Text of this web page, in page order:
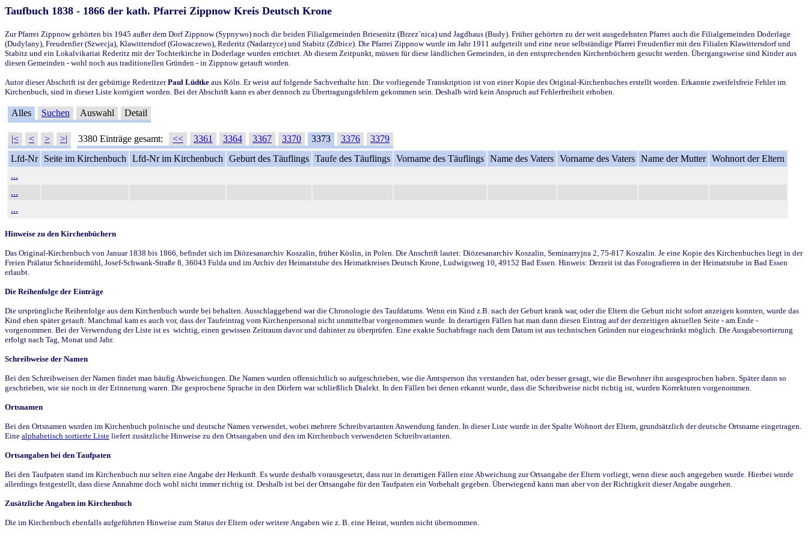
Taufbuch 1838 - 1866 der kath. Pfarrei Zippnow Kreis Deutsch Krone
Zur Pfarrei Zippnow gehörten bis 1945 außer dem Dorf Zippnow (Sypnywo) noch die beiden Filialgemeinden Briesenitz (Brzez`nica) und Jagdhaus (Budy). Früher gehörten zu der weit ausgedehnten Pfarrei auch die Filialgemeinden Doderlage
(Dudylany), Freudenfier (Szwecja), Klawittersdorf (Glowaczewo), Rederitz (Nadarzyce) und Stabitz (Zdbice). Die Pfarrei Zippnow wurde im Jahr 1911 aufgeteilt und eine neue selbständige Pfarrei Freudenfier mit den Filialen Klawittersdorf und
Stabitz und ein Lokalvikariat Rederitz mit der Tochterkirche in Doderlage wurden errichtet. Ab diesem Zeitpunkt, müssen für diese ländlichen Gemeinden, in den entsprechenden Kirchenbüchern gesucht werden. Übergangsweise sind Kinder aus
diesen Gemeinden - wohl noch aus traditionellen Gründen - in Zippnow getauft worden.
Autor dieser Abschrift ist der gebürtige RederitzerPaul Lüdtke aus Köln. Er weist auf folgende Sachverhalte hin: Die vorliegende Transkription ist von einer Kopie des Original-Kirchenbuches erstellt worden. Erkannte zweifelsfreie Fehler im
Kirchenbuch, sind in dieser Liste korrigiert worden. Bei der Abschrift kann es aber dennoch zu Übertragungsfehlern gekommen sein. Deshalb wird kein Anspruch auf Fehlerfreiheit erhoben.
Alles Suchen Auswahl Detail
|< < > >| 3380 Einträge gesamt: << 3361 3364 3367 3370 3373 3376
3379
Lfd-Nr
Seite im Kirchenbuch Lfd-Nr im Kirchenbuch Geburt des Täuflings Taufe des Täuflings Vorname des Täuflings Name des Vaters Vorname des Vaters Name der Mutter Wohnort der Eltern
...
...
...
Hinweise zu den Kirchenbüchern
Das Original-Kirchenbuch von Januar 1838 bis 1866, befindet sich im Diözesanarchiv Koszalin, früher Köslin, in Polen. Die Anschrift lautet: Diözesanarchiv Koszalin, Seminarryjna 2, 75-817 Koszalin. Je eine Kopie des Kirchenbuches liegt in der
Freien Prälatur Schneidemühl, Josef-Schwank-Straße 8, 36043 Fulda und im Archiv der Heimatstube des Heimatkreises Deutsch Krone, Ludwigsweg 10, 49152 Bad Essen. Hinweis: Derzeit ist das Fotografieren in der Heimatstube in Bad Essen
erlaubt.
Die Reihenfolge der Einträge
Die ursprüngliche Reihenfolge aus dem Kirchenbuch wurde bei behalten. Ausschlaggebend war die Chronologie des Taufdatums. Wenn ein Kind z.B. nach der Geburt krank war, oder die Eltern die Geburt nicht sofort anzeigen konnten, wurde das
Kind eben später getauft. Manchmal kam es auch vor, dass der Taufeintrag vom Kirchenpersonal nicht unmittelbar vorgenommen wurde. In derartigen Fällen hat man dann diesen Eintrag auf der derzeitigen aktuellen Seite - am Ende -
vorgenommen. Bei der Verwendung der Liste ist es wichtig, einen gewissen Zeitraum davor und dahinter zu überprüfen. Eine exakte Suchabfrage nach dem Datum ist aus technischen Gründen nur eingeschränkt möglich. Die Ausgabesortierung
erfolgt nach Tag, Monat und Jahr.
Schreibweise der Namen
Bei den Schreibweisen der Namen findet man häufig Abweichungen. Die Namen wurden offensichtlich so aufgeschrieben, wie die Amtsperson ihn verstanden hat, oder besser gesagt, wie die Bewohner ihn ausgesprochen haben. Später dann so
geschrieben, wie sie noch in der Erinnerung waren. Die gesprochene Sprache in den Dörfern war schließlich Dialekt. In den Fällen bei denen erkannt wurde, dass die Schreibweise nicht richtig ist, wurden Korrekturen vorgenommen.
Ortsnamen
Bei den Ortsnamen wurden im Kirchenbuch polnische und deutsche Namen verwendet, wobei mehrere Schreibvarianten Anwendung fanden. In dieser Liste wurde in der Spalte Wohnort der Eltern, grundsätzlich der deutsche Ortsname eingetragen.
Eine alphabetisch sortierte Liste liefert zusätzliche Hinweise zu den Ortsangaben und den im Kirchenbuch verwendeten Schreibvarianten.
Ortsangaben bei den Taufpaten
Bei den Taufpaten stand im Kirchenbuch nur selten eine Angabe der Herkunft. Es wurde deshalb vorausgesetzt, dass nur in derartigen Fällen eine Abweichung zur Ortsangabe der Eltern vorliegt, wenn diese auch angegeben wurde. Hierbei wurde
allerdings festgestellt, dass diese Annahme doch wohl nicht immer richtig ist. Deshalb ist bei der Ortsangabe für den Taufpaten ein Vorbehalt gegeben. Überwiegend kann man aber von der Richtigkeit dieser Angabe ausgehen.
Zusätzliche Angaben im Kirchenbuch
Die im Kirchenbuch ebenfalls aufgeführten Hinweise zum Status der Eltern oder weitere Angaben wie z. B. eine Heirat, wurden nicht übernommen.